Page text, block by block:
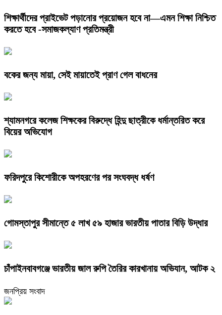
শিক্ষার্থীদের প্রাইভেট পড়ানোর প্রয়োজন হবে না—এমন শিক্ষা নিশ্চিত
করতে হবে -সমাজকল্যাণ প্রতিমন্ত্রী
বকের জন্য মায়া, সেই মায়াতেই প্রাণ গেল বাধনের
শ্যামনগরে কলেজ শিক্ষকের বিরুদ্ধে হিন্দু ছাত্রীকে ধর্মান্তরিত করে
বিয়ের অভিযোগ
ফরিদপুরে কিশোরীকে অপহরণের পর সংঘবদ্ধ ধর্ষণ
গোমস্তাপুর সীমান্তে ৫ লাখ ৫৯ হাজার ভারতীয় পাতার বিড়ি উদ্ধার
চাঁপাইনবাবগঞ্জে ভারতীয় জাল রুপি তৈরির কারখানায় অভিযান, আটক ২
জনপ্রিয় সংবাদ